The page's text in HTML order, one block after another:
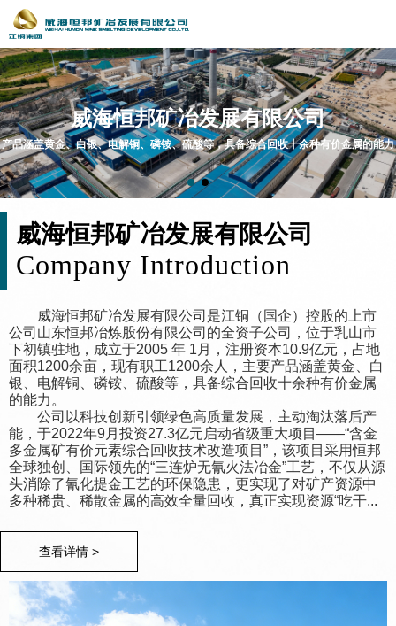
威海恒邦矿冶发展有限公司
产品涵盖黄金、白银、电解铜、磷铵、硫酸等，具备综合回收十余种有价金属的能力
威海恒邦矿冶发展有限公司
Company Introduction
威海恒邦矿冶发展有限公司是江铜（国企）控股的上市
公司山东恒邦冶炼股份有限公司的全资子公司，位于乳山市
下初镇驻地，成立于2005 年 1月，注册资本10.9亿元，占地
面积1200余亩，现有职工1200余人，主要产品涵盖黄金、白
银、电解铜、磷铵、硫酸等，具备综合回收十余种有价金属
的能力。
公司以科技创新引领绿色高质量发展，主动淘汰落后产
能，于2022年9月投资27.3亿元启动省级重大项目——“含金
多金属矿有价元素综合回收技术改造项目”，该项目采用恒邦
全球独创、国际领先的“三连炉无氰火法冶金”工艺，不仅从源
头消除了氰化提金工艺的环保隐患，更实现了对矿产资源中
多种稀贵、稀散金属的高效全量回收，真正实现资源“吃干...
0
2
3
0
1
0
1
0
1
2
3
5
公司成立
0
1
2
3
4
5
6
7
0
查看详情 >